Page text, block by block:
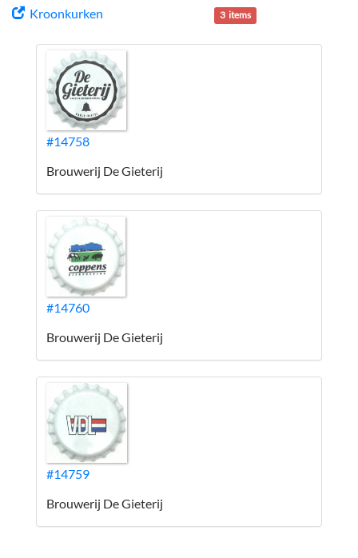
Kroonkurken 3 items
#14758
Brouwerij De Gieterij
#14760
Brouwerij De Gieterij
#14759
Brouwerij De Gieterij